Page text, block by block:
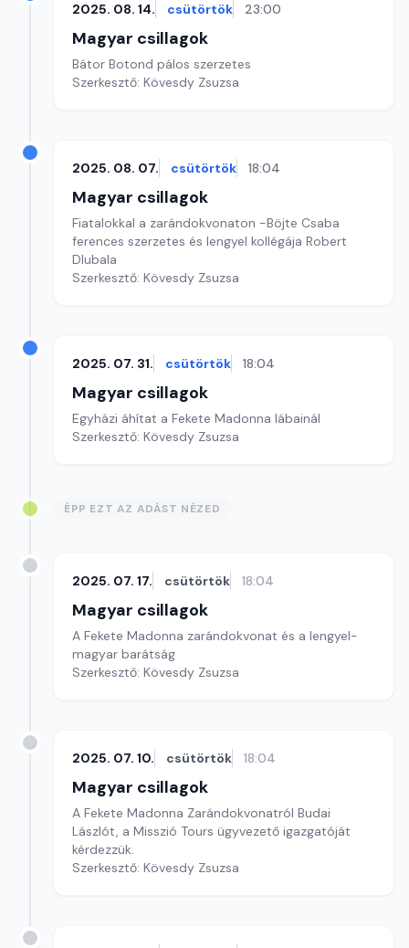
2025. 08. 14. csütörtök 23:00
Magyar csillagok
Bátor Botond pálos szerzetes
Szerkesztő: Kövesdy Zsuzsa
2025. 08. 07. csütörtök 18:04
Magyar csillagok
Fiatalokkal a zarándokvonaton -Böjte Csaba
ferences szerzetes és lengyel kollégája Robert
Dlubala
Szerkesztő: Kövesdy Zsuzsa
2025. 07. 31. csütörtök 18:04
Magyar csillagok
Egyházi áhítat a Fekete Madonna lábainál
Szerkesztő: Kövesdy Zsuzsa
ÉPP EZT AZ ADÁST NÉZED
2025. 07. 17. csütörtök 18:04
Magyar csillagok
A Fekete Madonna zarándokvonat és a lengyel-
magyar barátság
Szerkesztő: Kövesdy Zsuzsa
2025. 07. 10. csütörtök 18:04
Magyar csillagok
A Fekete Madonna Zarándokvonatról Budai
Lászlót, a Misszió Tours ügyvezető igazgatóját
kérdezzük.
Szerkesztő: Kövesdy Zsuzsa